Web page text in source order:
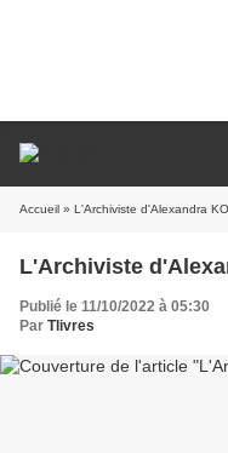
Accueil » L'Archiviste d'Alexandra
L'Archiviste
Publié le 11/10/2022 à 05:30
Par Tlivres